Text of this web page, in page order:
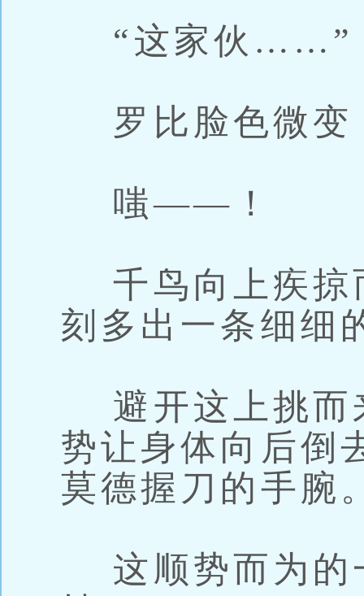
“这家伙……”
罗比脸色微变
嗤——！
千鸟向上疾掠
刻多出一条细细
避开这上挑而
势让身体向后倒
莫德握刀的手腕
这顺势而为的